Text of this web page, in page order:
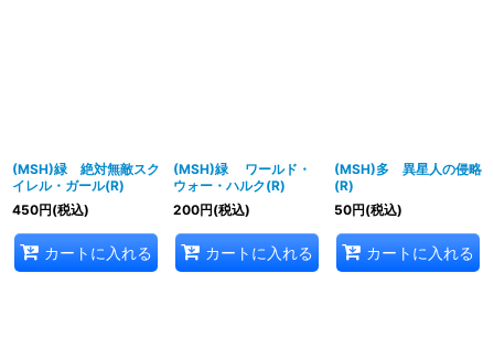
(MSH)緑 絶対無敵スク
イレル・ガール(R)
450円(税込)
カートに入れる
(MSH)緑 ワールド・
ウォー・ハルク(R)
200円(税込)
カートに入れる
(MSH)多 異星人の侵略
(R)
50円(税込)
カートに入れる